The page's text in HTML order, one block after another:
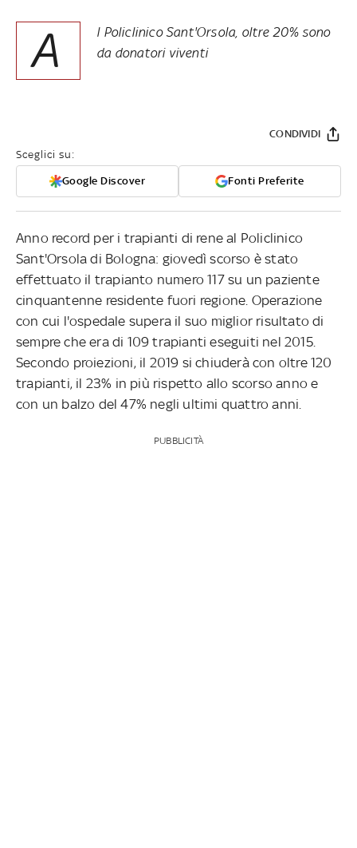
A
l Policlinico Sant'Orsola, oltre 20% sono
da donatori viventi
Sceglici su:
Google Discover Fonti Preferite
CONDIVIDI
Anno record per i trapianti di rene al Policlinico
Sant'Orsola di Bologna: giovedì scorso è stato
effettuato il trapianto numero 117 su un paziente
cinquantenne residente fuori regione. Operazione
con cui l'ospedale supera il suo miglior risultato di
sempre che era di 109 trapianti eseguiti nel 2015.
Secondo proiezioni, il 2019 si chiuderà con oltre 120
trapianti, il 23% in più rispetto allo scorso anno e
con un balzo del 47% negli ultimi quattro anni.
PUBBLICITÀ